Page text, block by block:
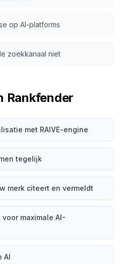
op AI-platforms
zoekkanaal niet
Rankfender
met RAIVE-engine
tegelijk
merk citeert en vermeldt
maximale AI-
AI